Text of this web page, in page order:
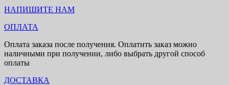
НАПИШИТЕ НАМ
ОПЛАТА
Оплата заказа после получения. Оплатить заказ можно
наличными при получении, либо выбрать другой способ
оплаты
ДОСТАВКА